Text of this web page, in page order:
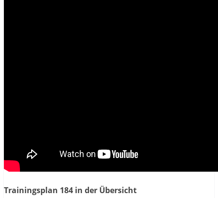
Trainingsplan 184 in der Übersicht